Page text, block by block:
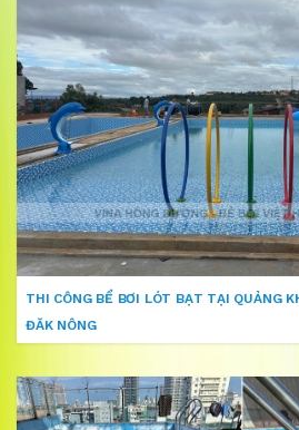
THI CÔNG BỂ BƠI LÓT BẠT TẠI QUẢNG
ĐĂK NÔNG